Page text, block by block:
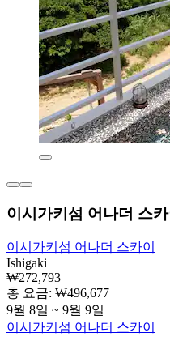
이시가키섬 어나더 스카
이시가키섬 어나더 스카이
Ishigaki
₩272,793
총 요금: ₩496,677
9월 8일 ~ 9월 9일
이시가키섬 어나더 스카이